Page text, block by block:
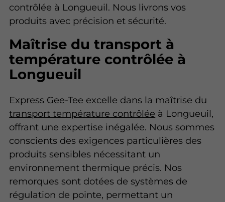
contrôlée à Longueuil. Nous livrons vos
produits avec précision et sécurité.
Maîtrise du transport à
température contrôlée à
Longueuil
Express Gee-Tee excelle dans la maîtrise du
transport température contrôlée à Longueuil,
offrant une expertise inégalée. Nous sommes
conscients des exigences particulières des
produits sensibles nécessitant un
environnement thermique précis. Nos
remorques sont dotées de systèmes de
régulation de pointe, permettant un